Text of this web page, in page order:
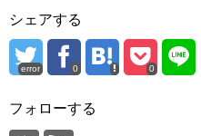
シェアする
error 0 0
フォローする